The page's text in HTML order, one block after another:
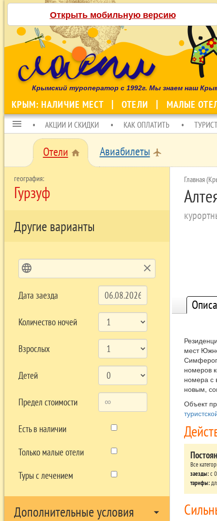
Открыть мобильную версию
Крымский туроператор с 1992г. Мы знаем наш
КРЫМ: НАЛИЧИЕ МЕСТ ОТЕЛИ МАЛЫЕ
menu АКЦИИ И СКИДКИ КАК ОПЛАТИТЬ
Отели home Авиабилеты local_airport
Гурзуф
Другие варианты
language clear
Дата заезда
Количество ночей
Взрослых
Детей
Предел стоимости
Есть в наличии
Только малые отели
Туры с лечением
Дополнительные условия arrow_drop_down
Главная
мест
номеров
номера с
новым,
Объект
Все
заезды:c
тарифы: